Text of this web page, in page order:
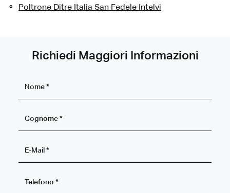
Poltrone Ditre Italia San Fedele Intelvi
Richiedi Maggiori Informazioni